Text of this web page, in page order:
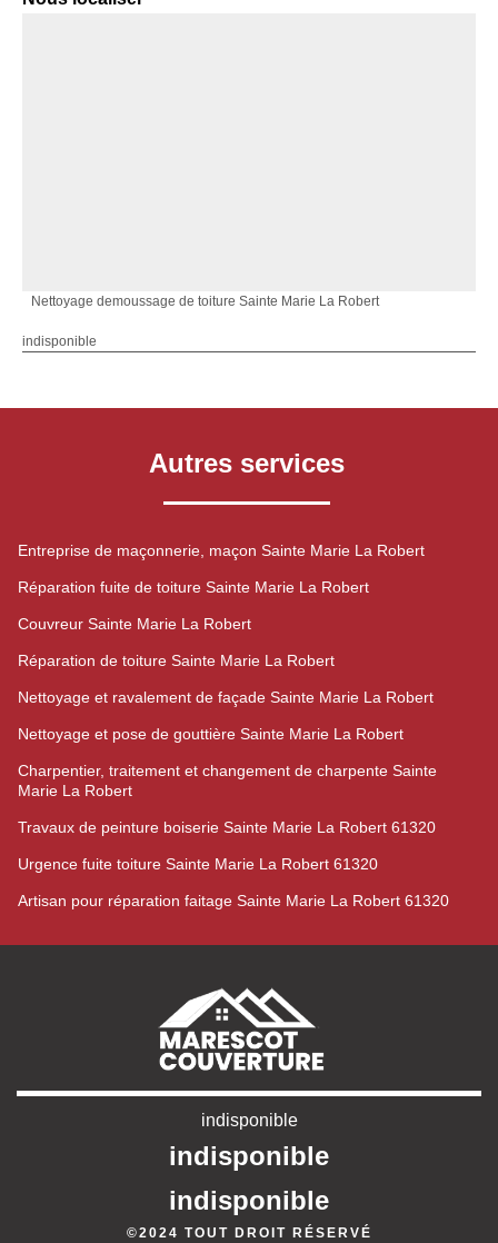
Nettoyage demoussage de toiture Sainte Marie La Robert
indisponible
Autres services
Entreprise de maçonnerie, maçon Sainte Marie La Robert
Réparation fuite de toiture Sainte Marie La Robert
Couvreur Sainte Marie La Robert
Réparation de toiture Sainte Marie La Robert
Nettoyage et ravalement de façade Sainte Marie La Robert
Nettoyage et pose de gouttière Sainte Marie La Robert
Charpentier, traitement et changement de charpente Sainte
Marie La Robert
Travaux de peinture boiserie Sainte Marie La Robert 61320
Urgence fuite toiture Sainte Marie La Robert 61320
Artisan pour réparation faitage Sainte Marie La Robert 61320
indisponible
indisponible
indisponible
©2024 TOUT DROIT RÉSERVÉ